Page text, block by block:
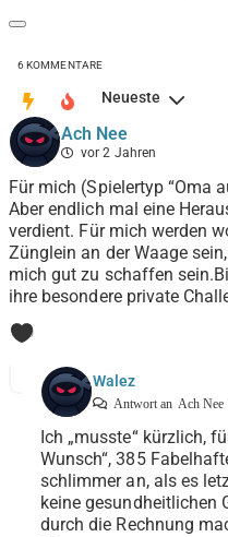
6 KOMMENTARE
Neueste
Ach Nee
vor 2 Jahren
Für mich (Spielertyp “Oma
Aber endlich mal eine
verdient. Für mich werden
Zünglein an der Waage
mich gut zu schaffen
ihre besondere private
0
Walez
Antwort an Ach Nee
Ich „musste“ kürzlich,
Wunsch“, 385
schlimmer an, als es
keine gesundheitlichen
durch die Rechnung